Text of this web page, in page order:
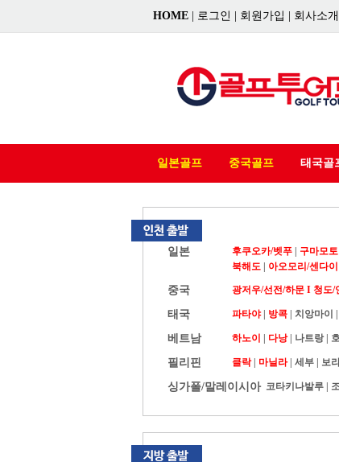
HOME 로그인 회원가입 회사소개
일본골프 중국골프 태국골
일본 후쿠오카/벳푸 구마모토
북해도
아오모리/센다이
중국 광저우/선전/하문 I 청도/
태국 파타야| 방콕 치앙마이
베트남 하노이 다낭| 나트랑|
필리핀 클락| 마닐라| 세부 보
싱가폴/말레이시아 코타키나발루